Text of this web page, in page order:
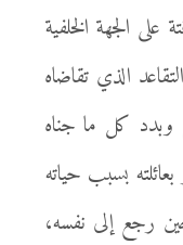
الجهة الخلفية
الذي تقاضاه
وبدد كل ما جناه
بسبب حياته
رجع إلى نفسه،